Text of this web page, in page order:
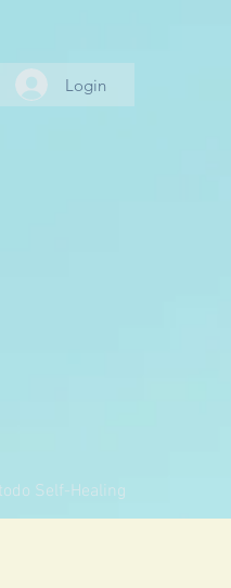
Login
Self-Healing